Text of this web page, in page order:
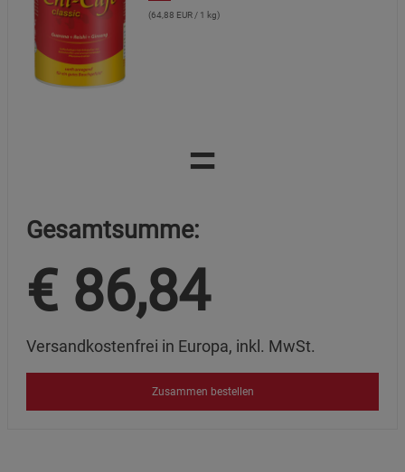
(64,88 EUR / 1 kg)
=
Gesamtsumme:
€ 86,84
Versandkostenfrei in Europa, inkl. MwSt.
Zusammen bestellen